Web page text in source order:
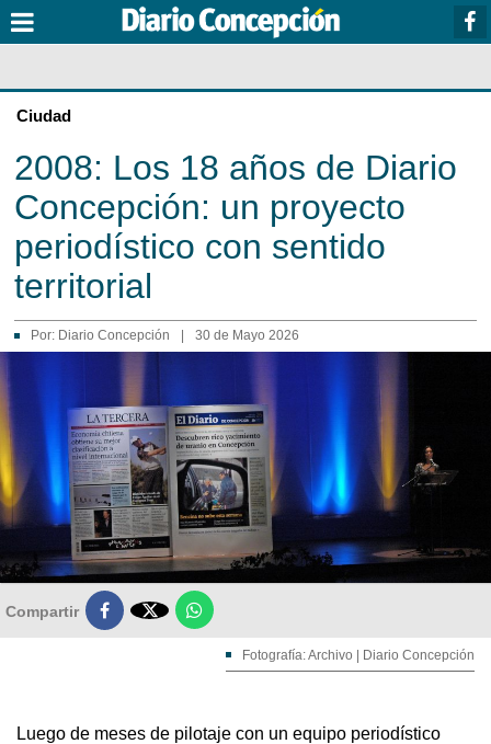
Ciudad
2008: Los 18 años de Diario
Concepción: un proyecto
periodístico con sentido
territorial
Por: Diario Concepción 30 de Mayo 2026
Compartir 
Fotografía: Archivo | Diario Concepción
Luego de meses de pilotaje con un equipo periodístico